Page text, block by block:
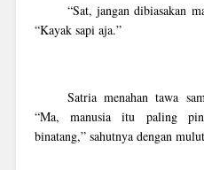
“Sat, jangan dibiasakan
“Kayak sapi aja.”
Satria menahan tawa
“Ma, manusia itu paling
binatang,” sahutnya dengan